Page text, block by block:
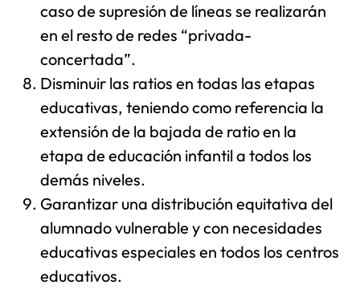
caso de supresión de líneas se realizarán
en el resto de redes “privada-
concertada”.
Disminuir las ratios en todas las etapas
educativas, teniendo como referencia la
extensión de la bajada de ratio en la
etapa de educación infantil a todos los
demás niveles.
Garantizar una distribución equitativa del
alumnado vulnerable y con necesidades
educativas especiales en todos los centros
educativos.